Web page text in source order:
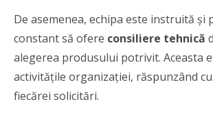
De asemenea, echipa este instruită și
constant să ofere consiliere tehnică
alegerea produsului potrivit. Aceasta
activitățile organizației, răspunzând
fiecărei solicitări.